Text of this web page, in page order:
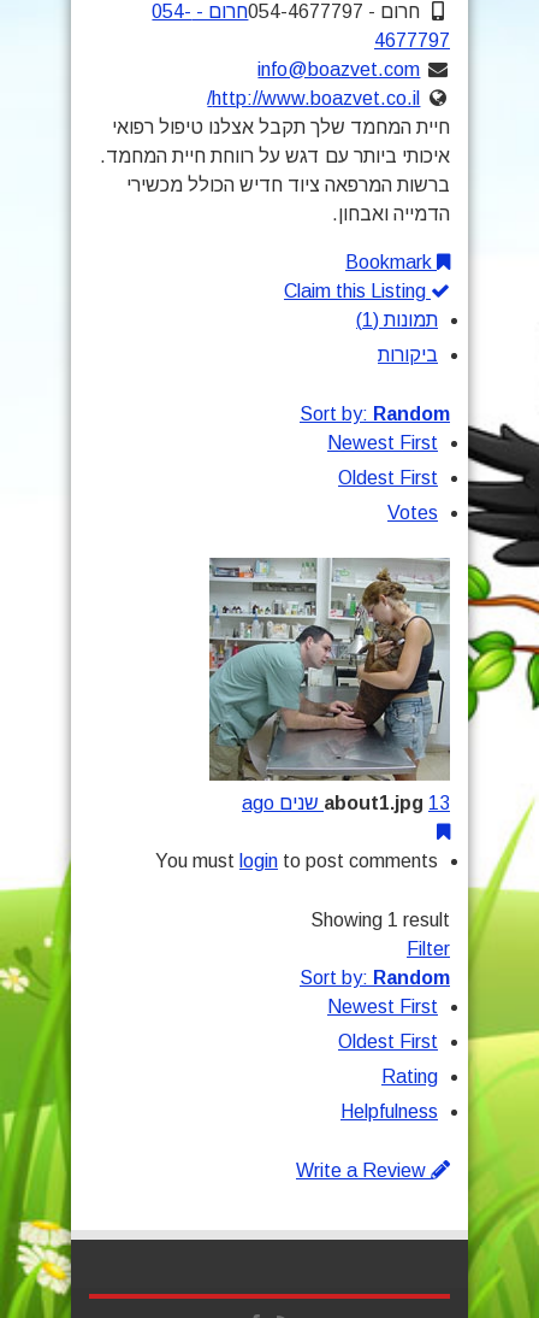
חרום - 054-4677797
חרום - 054-
4677797
info@boazvet.com
http://www.boazvet.co.il/
חיית המחמד שלך תקבל אצלנו טיפול רפואי
איכותי ביותר עם דגש על רווחת חיית המחמד.
ברשות המרפאה ציוד חדיש הכולל מכשירי
הדמייה ואבחון.
תמונות (1)
ביקורות
Sort by: Random
Newest First
Oldest First
Votes
about1.jpg 13 שנים ago
You must login to post comments
Showing 1 result
Filter
Sort by: Random
Newest First
Oldest First
Rating
Helpfulness